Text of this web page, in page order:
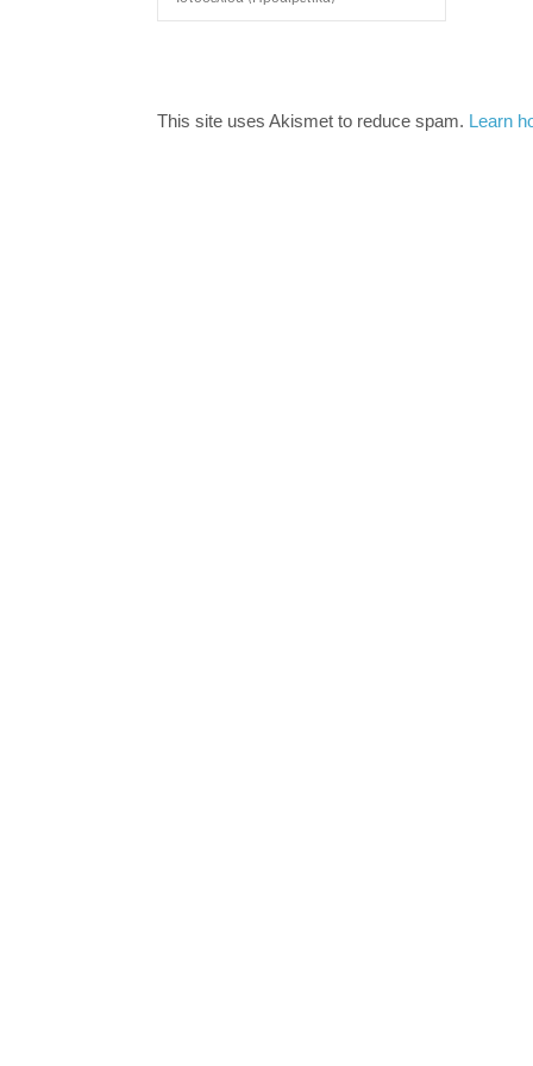
This site uses Akismet to reduce spam. Learn